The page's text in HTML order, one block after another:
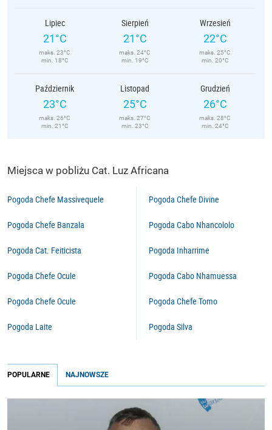
Lipiec
21°C
maks. 23°C
min. 18°C
Sierpień
21°C
maks. 24°C
min. 19°C
Wrzesień
22°C
maks. 25°C
min. 20°C
Październik
23°C
maks. 26°C
min. 21°C
Listopad
25°C
maks. 27°C
min. 23°C
Grudzień
26°C
maks. 28°C
min. 24°C
Miejsca w pobliżu Cat. Luz Africana
Pogoda Chefe Massivequele
Pogoda Chefe Banzala
Pogoda Cat. Feiticista
Pogoda Chefe Ocule
Pogoda Chefe Ocule
Pogoda Laite
Pogoda Chefe Divine
Pogoda Cabo Nhancololo
Pogoda Inharrime
Pogoda Cabo Nhamuessa
Pogoda Chefe Tomo
Pogoda Silva
POPULARNE NAJNOWSZE